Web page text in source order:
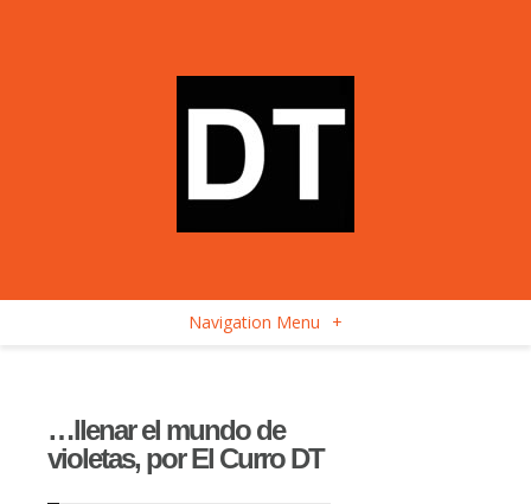
Navigation Menu +
…llenar el mundo de
violetas, por El Curro DT